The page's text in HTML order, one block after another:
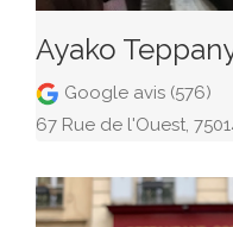
Ayako
Google avis (576)
67 Rue de l'Ouest,